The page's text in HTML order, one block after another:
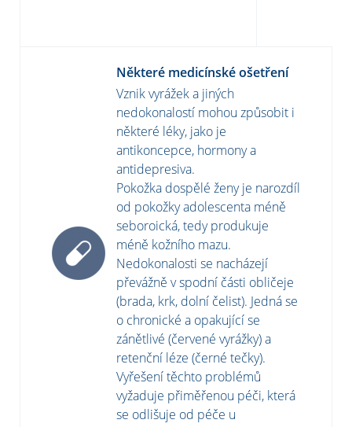
Některé medicínské ošetření
Vznik vyrážek a jiných
nedokonalostí mohou způsobit i
některé léky, jako je
antikoncepce, hormony a
antidepresiva.
Pokožka dospělé ženy je narozdíl
od pokožky adolescenta méně
seboroická, tedy produkuje
méně kožního mazu.
Nedokonalosti se nacházejí
převážně v spodní části obličeje
(brada, krk, dolní čelist). Jedná se
o chronické a opakující se
zánětlivé (červené vyrážky) a
retenční léze (černé tečky).
Vyřešení těchto problémů
vyžaduje přiměřenou péči, která
se odlišuje od péče u